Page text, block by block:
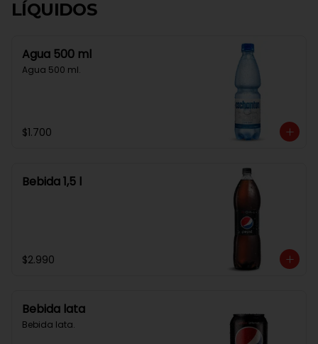
LÍQUIDOS
Agua 500 ml
Agua 500 ml.
$1.700
Bebida 1,5 l
$2.990
Bebida lata
Bebida lata.